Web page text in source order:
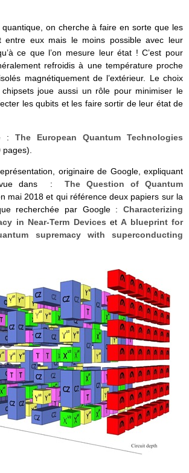
on cherche à faire en sorte que les
entre eux mais le moins possible avec leur
ce que l’on mesure leur état ! C’est pour
refroidis à une température proche
magnétiquement de l’extérieur. Le choix
joue aussi un rôle pour minimiser le
les qubits et les faire sortir de leur état de
: The European Quantum Technologies
originaire de Google, expliquant
vue dans : The Question of Quantum
mai 2018 et qui référence deux papiers sur la
recherchée par Google : Characterizing
in Near-Term Devices etA blueprint for
supremacy with superconducting